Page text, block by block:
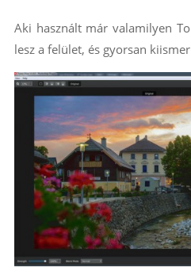
Aki használt már valamilyen
lesz a felület, és gyorsan